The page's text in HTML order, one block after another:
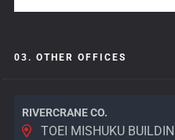
03. OTHER OFFICES
RIVERCRANE CO.
TOEI MISHUKU